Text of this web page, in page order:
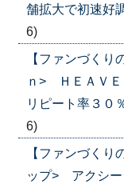
舗拡大で初速好
6)
【ファンづく
ｎ> ＨＥＡＶ
リピート率３０
6)
【ファンづく
ップ> アクシー